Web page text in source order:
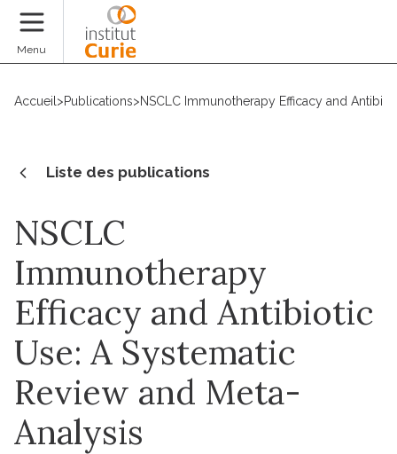
Menu
Accueil >Publications>NSCLC Immunotherapy Efficacy and
Liste des publications
NSCLC
Immunotherapy
Efficacy and Antibiotic
Use: A Systematic
Review and Meta-
Analysis